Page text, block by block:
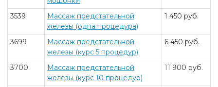
3539
Массаж предстательной
железы (одна процедура)
1 450 руб.
3699
Массаж предстательной
железы (курс 5 процедур)
6 450 руб.
3700
Массаж предстательной
железы (курс 10 процедур)
11 900 руб.